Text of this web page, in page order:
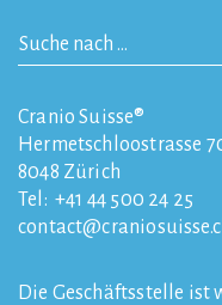
Cranio Suisse®
Hermetschloostrasse
8048 Zürich
Tel: +41 44 500 24 25
contact
Die Geschäftsstelle ist